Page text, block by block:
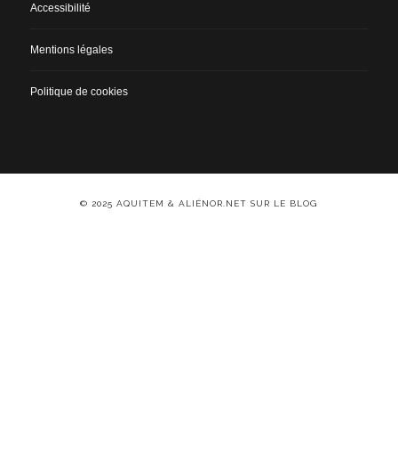
Accessibilité
Mentions légales
Politique de cookies
© 2025 AQUITEM & ALIÉNOR.NET SUR LE BLOG